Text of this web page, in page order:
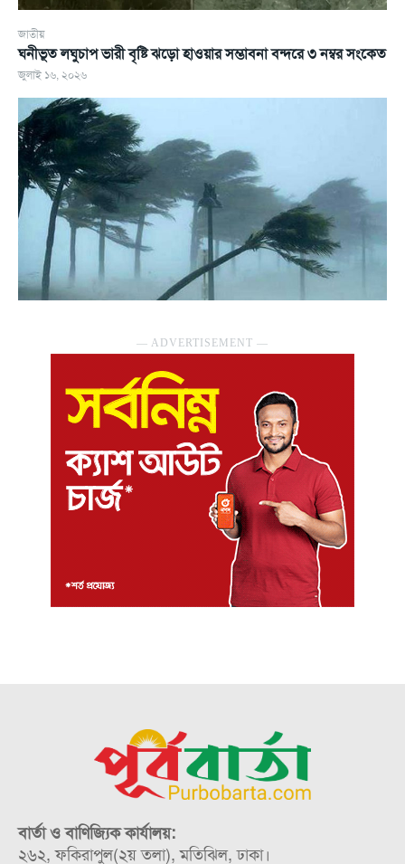
জাতীয়
ঘনীভূত লঘুচাপ ভারী বৃষ্টি ঝড়ো হাওয়ার সম্ভাবনা বন্দরে ৩ নম্বর সংকেত
জুলাই ১৬, ২০২৬
― ADVERTISEMENT ―
বার্তা ও বাণিজ্যিক কার্যালয়:
২৬২, ফকিরাপুল(২য় তলা), মতিঝিল, ঢাকা।